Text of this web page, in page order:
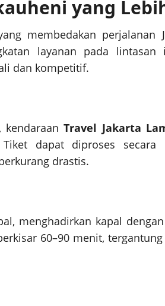
yang
membedakan perjalanan
layanan pada lintasan
dan kompetitif.
kendaraanTravel Jakarta
dapat diproses secara
drastis.
menghadirkan kapal
60–90 menit,